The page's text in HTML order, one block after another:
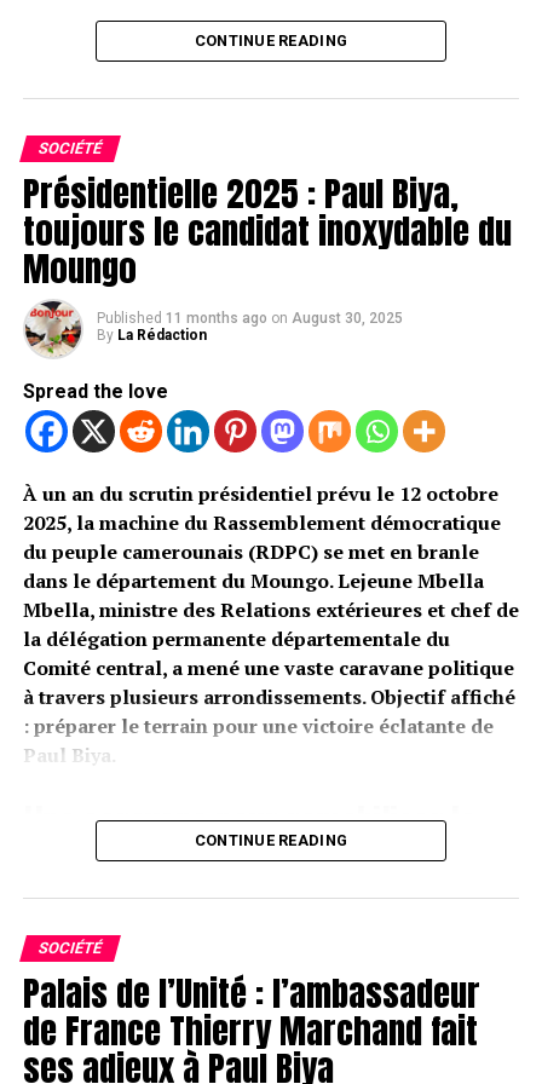
CONTINUE READING
SOCIÉTÉ
Présidentielle 2025 : Paul Biya,
toujours le candidat inoxydable du
Moungo
Published 11 months ago on August 30, 2025
By La Rédaction
Spread the love
À un an du scrutin présidentiel prévu le 12 octobre
2025, la machine du Rassemblement démocratique
du peuple camerounais (RDPC) se met en branle
dans le département du Moungo. Lejeune Mbella
Mbella, ministre des Relations extérieures et chef de
la délégation permanente départementale du
Comité central, a mené une vaste caravane politique
à travers plusieurs arrondissements. Objectif affiché
: préparer le terrain pour une victoire éclatante de
Paul Biya.
Une caravane pour remobiliser la
base du RDPC
tournée de Lejeune Mbella Mbella s’est poursuivie ce
week-end dans les grandes localités du Moungo.
Partout, la même mission :rallier et galvaniser les
militantsautour de la candidature de Paul Biya à la
présidentielle 2025.
CONTINUE READING
SOCIÉTÉ
Palais de l’Unité : l’ambassadeur
de France Thierry Marchand fait
ses adieux à Paul Biya